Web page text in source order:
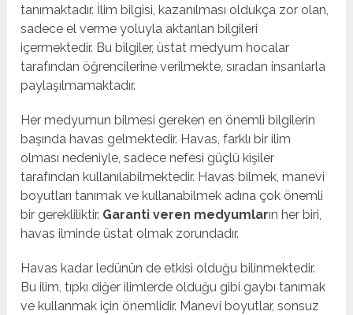
tanımaktadır. İlim bilgisi, kazanılması oldukça zor olan,
sadece el verme yoluyla aktarılan bilgileri
içermektedir. Bu bilgiler, üstat medyum hocalar
tarafından öğrencilerine verilmekte, sıradan insanlarla
paylaşılmamaktadır.
Her medyumun bilmesi gereken en önemli bilgilerin
başında havas gelmektedir. Havas, farklı bir ilim
olması nedeniyle, sadece nefesi güçlü kişiler
tarafından kullanılabilmektedir. Havas bilmek, manevi
boyutları tanımak ve kullanabilmek adına çok önemli
bir gerekliliktir. Garanti veren medyumların her biri,
havas ilminde üstat olmak zorundadır.
Havas kadar ledünün de etkisi olduğu bilinmektedir.
Bu ilim, tıpkı diğer ilimlerde olduğu gibi gaybı tanımak
ve kullanmak için önemlidir. Manevi boyutlar, sonsuz